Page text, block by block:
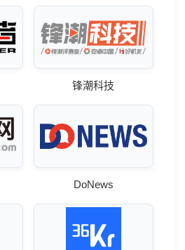
锋潮科技
DoNews